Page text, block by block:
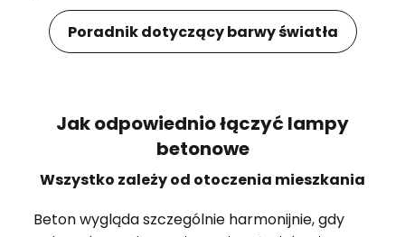
Poradnik dotyczący barwy światła
Jak odpowiednio łączyć lampy
betonowe
Wszystko zależy od otoczenia mieszkania
Beton wygląda szczególnie harmonijnie, gdy